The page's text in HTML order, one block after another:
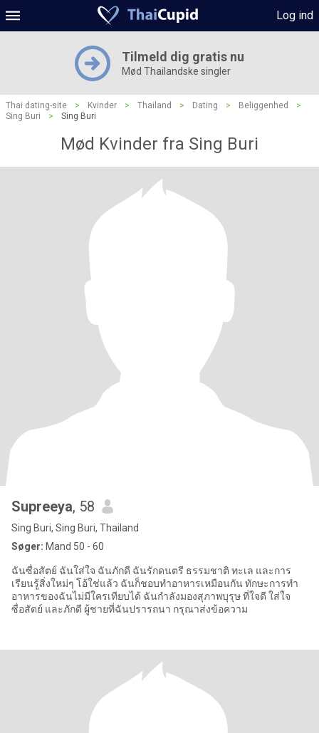
Log ind
Tilmeld dig gratis nu
Mød Thailandske singler
Thai dating-site > Kvinder > Thailand > Dating > Beliggenhed
>
Sing Buri
> Sing Buri
Mød Kvinder fra Sing Buri
Supreeya, 58
Sing Buri, Sing Buri, Thailand
Søger: Mand 50 - 60
ฉันซื่อสัตย์ ฉันใส่ใจ ฉันภักดี ฉันรักดนตรี ธรรมชาติ ทะเล และการ
เรียนรู้สิ่งใหม่ๆ โอ้ใช่แล้ว ฉันก็ชอบทำอาหารเหมือนกัน ทักษะการทำ
อาหารของฉันไม่มีใครเทียบได้ ฉันกำลังมองสุภาพบุรุษ ที่ใจดี ใส่ใจ
ซื่อสัตย์ และภักดี ผู้ชายที่ฉันปรารถนา กรุณาส่งข้อความ